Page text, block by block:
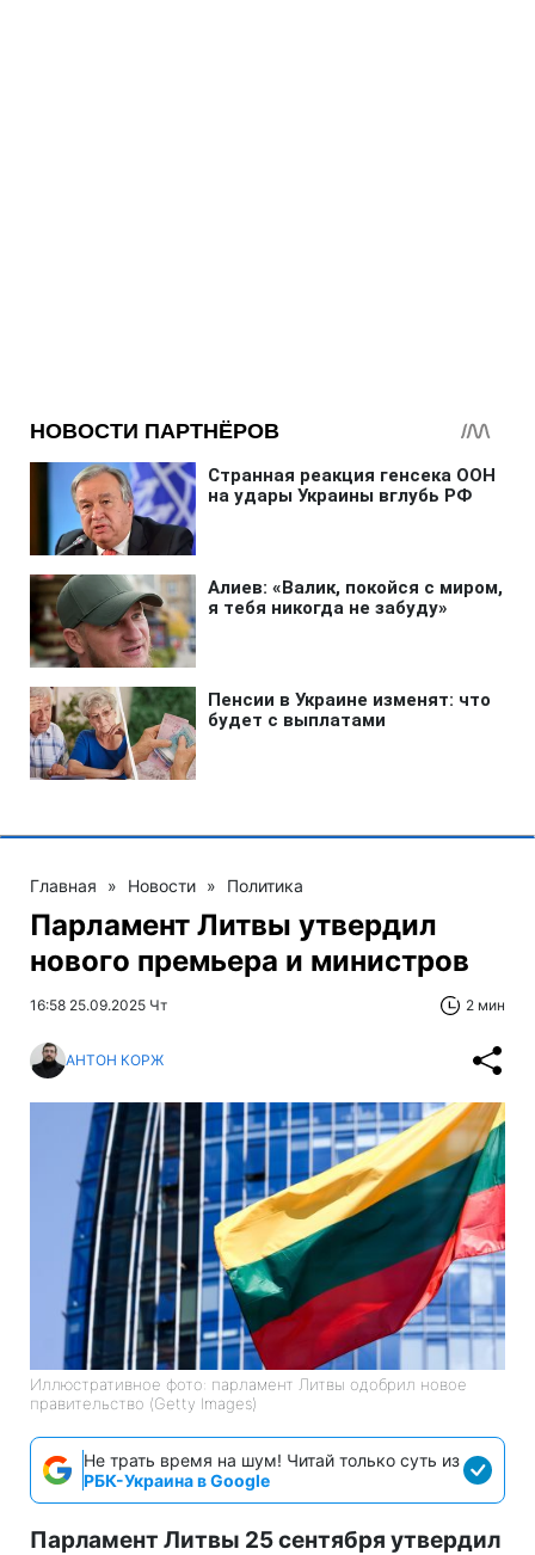
Главная » Новости » Политика
Парламент Литвы утвердил
нового премьера и министров
16:58 25.09.2025 Чт 2 мин
АНТОН КОРЖ
Иллюстративное фото: парламент Литвы одобрил новое
правительство (Getty Images)
Не трать время на шум! Читай только суть из
РБК-Украина в Google
Парламент Литвы 25 сентября утвердил